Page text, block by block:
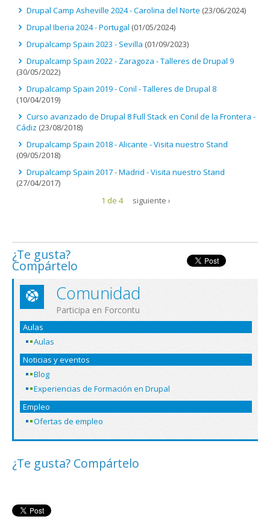
Drupal Camp Asheville 2024 - Carolina del Norte (23/06/2024)
Drupal Iberia 2024 - Portugal (01/05/2024)
Drupalcamp Spain 2023 - Sevilla (01/09/2023)
Drupalcamp Spain 2022 - Zaragoza - Talleres de Drupal 9
(30/05/2022)
Drupalcamp Spain 2019 - Conil - Talleres de Drupal 8
(10/04/2019)
Curso avanzado de Drupal 8 Full Stack en Conil de la Frontera -
Cádiz (23/08/2018)
Drupalcamp Spain 2018 - Alicante - Visita nuestro Stand
(09/05/2018)
Drupalcamp Spain 2017 - Madrid - Visita nuestro Stand
(27/04/2017)
1 de 4
siguiente ›
¿Te gusta?
Compártelo
Comunidad
Participa en Forcontu
Aulas
Aulas
Noticias y eventos
Blog
Experiencias de Formación en Drupal
Empleo
Ofertas de empleo
¿Te gusta? Compártelo